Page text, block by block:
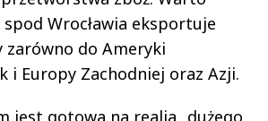
Wrocławia eksportuje
do Ameryki
i Europy Zachodniej oraz Azji.
jest gotowa na realia „dużego